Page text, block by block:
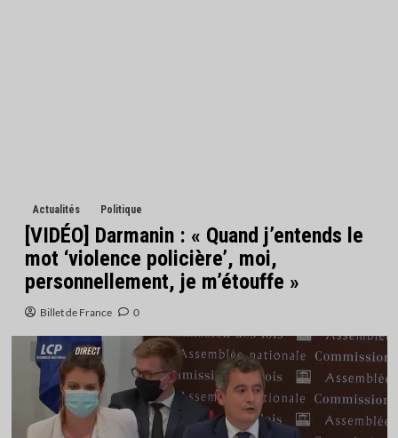
Actualités Politique
[VIDÉO] Darmanin : « Quand j’entends le
mot ‘violence policière’, moi,
personnellement, je m’étouffe »
Billet de France 0